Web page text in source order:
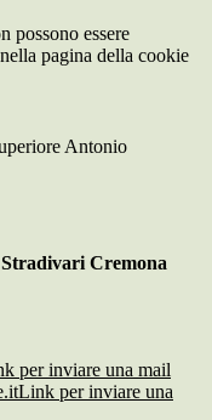
possono essere
pagina della cookie
Antonio
Cremona
per inviare una mail
Link per inviare una